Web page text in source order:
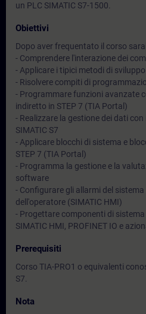
un PLC SIMATIC S7-1500.
Obiettivi
Dopo aver frequentato il corso
- Comprendere l'interazione dei
- Applicare i tipici metodi di
- Risolvere compiti di
- Programmare funzioni avanzate
indiretto in STEP 7 (TIA Portal)
- Realizzare la gestione dei dati
SIMATIC S7
- Applicare blocchi di sistema e
STEP 7 (TIA Portal)
- Programma la gestione e la
software
- Configurare gli allarmi del
dell'operatore (SIMATIC HMI)
- Progettare componenti di
SIMATIC HMI, PROFINET IO e
Prerequisiti
Corso TIA-PRO1 o equivalenti
S7.
Nota